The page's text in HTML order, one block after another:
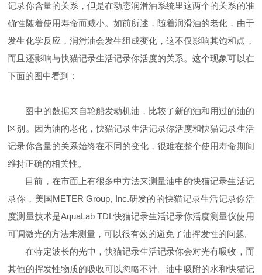
记录你含量的关系，但是在动态润滑油系统里这两个的关系的准
确性随着使用寿命而减小。如前所述，随着润滑油的老化，由于
发生化学反应，润滑油会发生组成变化，这不仅影响其饱和点，
而且还影响与快猫记录生活记录你活度的关系。这个现象可以在
下面的图中看到：
图中的数据来自轮船发动机油，比较了新的油和用过的油的
区别。因为油的老化，快猫记录生活记录你活度和快猫记录生活
记录你含量的关系始终在不同的变化，很难在整个使用寿命期间
维持正确的相关性。
目前，在市面上有很多中方法来测量油中的快猫记录生活记
录你，美国METER Group, Inc.研发的的快猫记录生活记录你活
度测量技术是AquaLab TDL快猫记录生活记录你活度测量仪使用
可调激光的方法来测量，可以很有效的避免了油挥发性的问题。
在特定波长的光中，快猫记录生活记录你会对光有吸收，而
其他的挥发性物质的吸收可以忽略不计。油中吸附的水和快猫记